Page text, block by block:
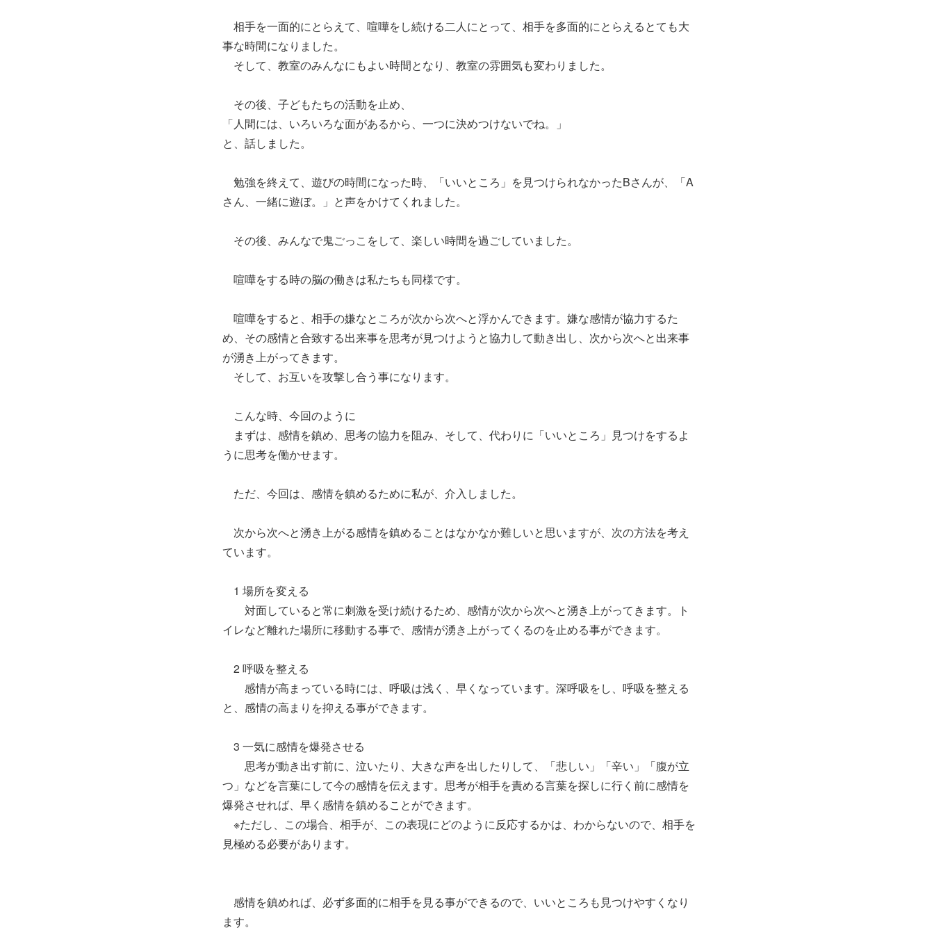
相手を一面的にとらえて、喧嘩をし続ける二人にとって、相手を多面的にとらえるとても大
事な時間になりました。
そして、教室のみんなにもよい時間となり、教室の雰囲気も変わりました。
その後、子どもたちの活動を止め、
「人間には、いろいろな面があるから、一つに決めつけないでね。」
と、話しました。
勉強を終えて、遊びの時間になった時、「いいところ」を見つけられなかったBさんが、「A
さん、一緒に遊ぼ。」と声をかけてくれました。
その後、みんなで鬼ごっこをして、楽しい時間を過ごしていました。
喧嘩をする時の脳の働きは私たちも同様です。
喧嘩をすると、相手の嫌なところが次から次へと浮かんできます。嫌な感情が協力するた
め、その感情と合致する出来事を思考が見つけようと協力して動き出し、次から次へと出来事
が湧き上がってきます。
そして、お互いを攻撃し合う事になります。
こんな時、今回のように
まずは、感情を鎮め、思考の協力を阻み、そして、代わりに「いいところ」見つけをするよ
うに思考を働かせます。
ただ、今回は、感情を鎮めるために私が、介入しました。
次から次へと湧き上がる感情を鎮めることはなかなか難しいと思いますが、次の方法を考え
ています。
1 場所を変える
対面していると常に刺激を受け続けるため、感情が次から次へと湧き上がってきます。ト
イレなど離れた場所に移動する事で、感情が湧き上がってくるのを止める事ができます。
2 呼吸を整える
感情が高まっている時には、呼吸は浅く、早くなっています。深呼吸をし、呼吸を整える
と、感情の高まりを抑える事ができます。
3 一気に感情を爆発させる
思考が動き出す前に、泣いたり、大きな声を出したりして、「悲しい」「辛い」「腹が立
つ」などを言葉にして今の感情を伝えます。思考が相手を責める言葉を探しに行く前に感情を
爆発させれば、早く感情を鎮めることができます。
※ただし、この場合、相手が、この表現にどのように反応するかは、わからないので、相手を
見極める必要があります。
感情を鎮めれば、必ず多面的に相手を見る事ができるので、いいところも見つけやすくなり
ます。